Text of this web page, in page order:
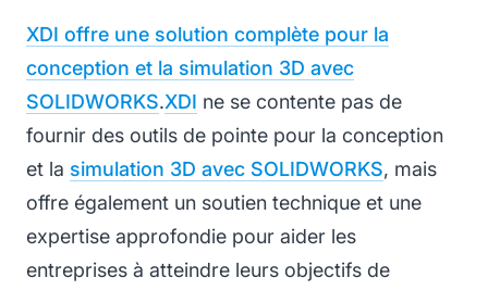
XDI offre une solution complète pour la
conception et la simulation 3D avec
SOLIDWORKS.XDI ne se contente pas de
fournir des outils de pointe pour la conception
et la simulation 3D avec SOLIDWORKS, mais
offre également un soutien technique et une
expertise approfondie pour aider les
entreprises à atteindre leurs objectifs de